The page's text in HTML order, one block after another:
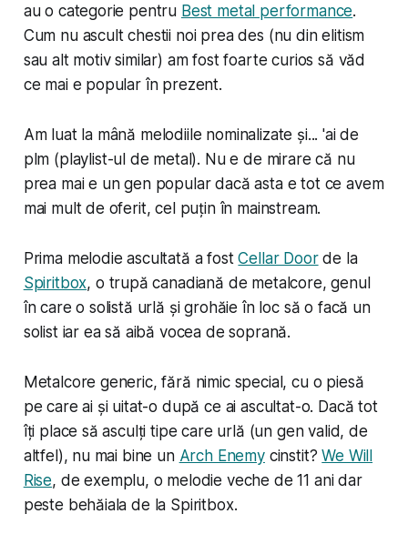
au o categorie pentru Best metal performance.
Cum nu ascult chestii noi prea des (nu din elitism
sau alt motiv similar) am fost foarte curios să văd
ce mai e popular în prezent.
Am luat la mână melodiile nominalizate și... 'ai de
plm (playlist-ul de metal). Nu e de mirare că nu
prea mai e un gen popular dacă asta e tot ce avem
mai mult de oferit, cel puțin în mainstream.
Prima melodie ascultată a fostCellar Doorde la
Spiritbox, o trupă canadiană de metalcore, genul
în care o solistă urlă și grohăie în loc să o facă un
solist iar ea să aibă vocea de soprană.
Metalcore generic, fără nimic special, cu o piesă
pe care ai și uitat-o după ce ai ascultat-o. Dacă tot
îți place să asculți tipe care urlă (un gen valid, de
altfel), nu mai bine un Arch Enemycinstit?We Will
Rise, de exemplu, o melodie veche de 11 ani dar
peste behăiala de la Spiritbox.